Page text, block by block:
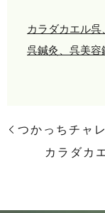
カラダカエル呉
呉鍼灸、呉美容
つかっちチャ
カラダカ